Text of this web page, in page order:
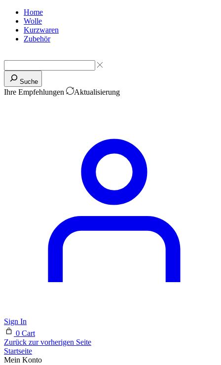
Home
Wolle
Kurzwaren
Zubehör
Suche
Ihre Empfehlungen Aktualisierung
Sign In
0 Cart
Zurück zur vorherigen Seite
Startseite
Mein Konto